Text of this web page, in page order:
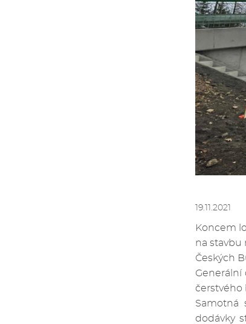
19.11.2021
Koncem
na stavbu
Českých
čerstvého
Samotná
dodávky